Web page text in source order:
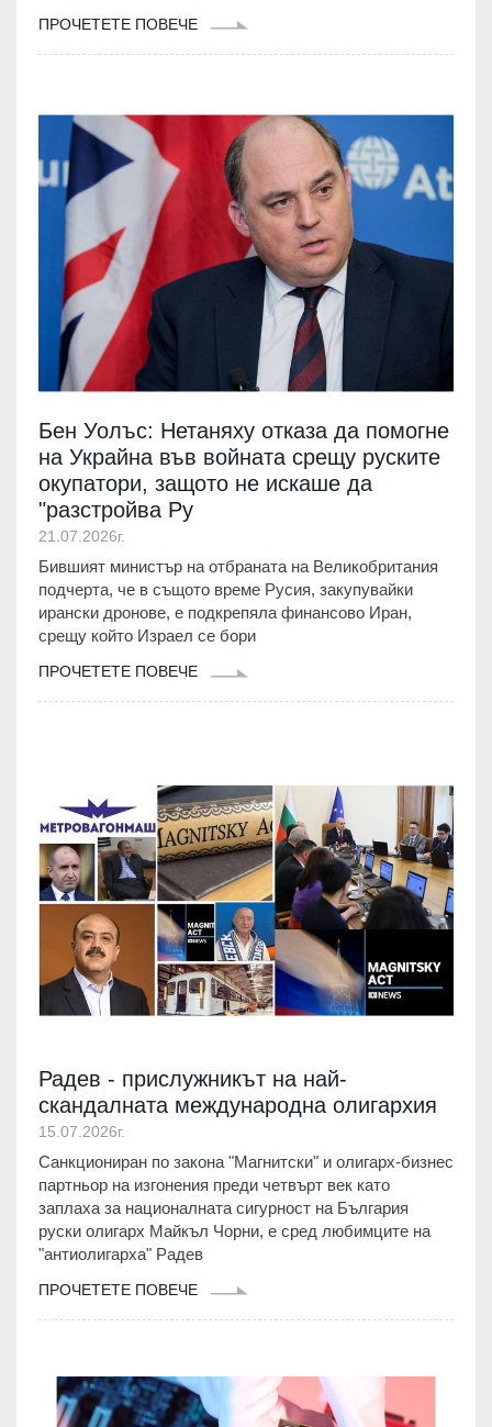
ПРОЧЕТЕТЕ ПОВЕЧЕ
Бен Уолъс: Нетаняху отказа да помогне
на Украйна във войната срещу руските
окупатори, защото не искаше да
"разстройва Ру
21.07.2026г.
Бившият министър на отбраната на Великобритания
подчерта, че в същото време Русия, закупувайки
ирански дронове, е подкрепяла финансово Иран,
срещу който Израел се бори
ПРОЧЕТЕТЕ ПОВЕЧЕ
Радев - прислужникът на най-
скандалната международна олигархия
15.07.2026г.
Санкциониран по закона "Магнитски" и олигарх-бизнес
партньор на изгонения преди четвърт век като
заплаха за националната сигурност на България
руски олигарх Майкъл Чорни, е сред любимците на
"антиолигарха" Радев
ПРОЧЕТЕТЕ ПОВЕЧЕ